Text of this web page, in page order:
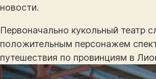
новости.
Первоначально кукольный театр
положительным персонажем
путешествия по провинциям в